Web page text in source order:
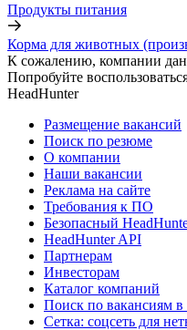
Продукты питания
Корма для животных
К сожалению, компании
Попробуйте
HeadHunter
Размещение вакансий
Поиск по резюме
О компании
Наши вакансии
Реклама на сайте
Требования к ПО
Безопасный
HeadHunter API
Партнерам
Инвесторам
Каталог компаний
Поиск по вакансиям
Сетка: соцсеть для